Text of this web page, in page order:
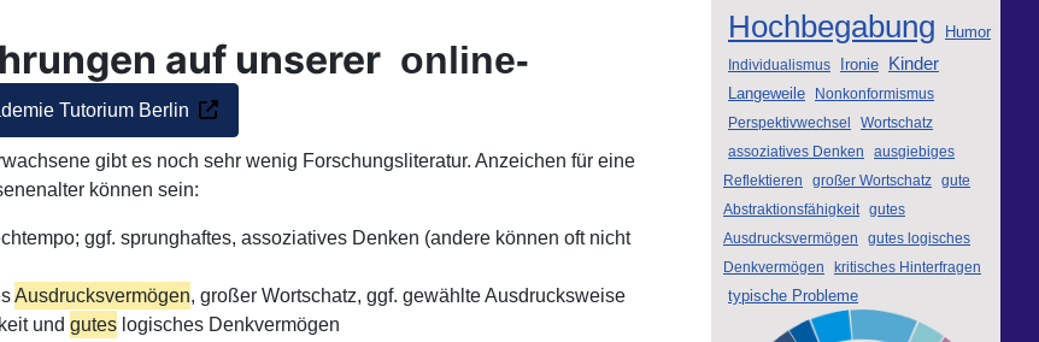
auf unserer online-
Tutorium Berlin
gibt es noch sehr wenig Forschungsliteratur. Anzeichen für eine
können sein:
ggf. sprunghaftes, assoziatives Denken (andere können oft nicht
Ausdrucksvermögen, großer Wortschatz, ggf. gewählte Ausdrucksweise
und gutes logisches Denkvermögen
Hochbegabung Humor
Individualismus Ironie Kinder
Langeweile
Nonkonformismus
Perspektivwechsel
Wortschatz
assoziatives Denken
ausgiebiges
Reflektieren
großer Wortschatz gute
Abstraktionsfähigkeit gutes
Ausdrucksvermögen
gutes logisches
Denkvermögen
kritisches Hinterfragen
typische Probleme